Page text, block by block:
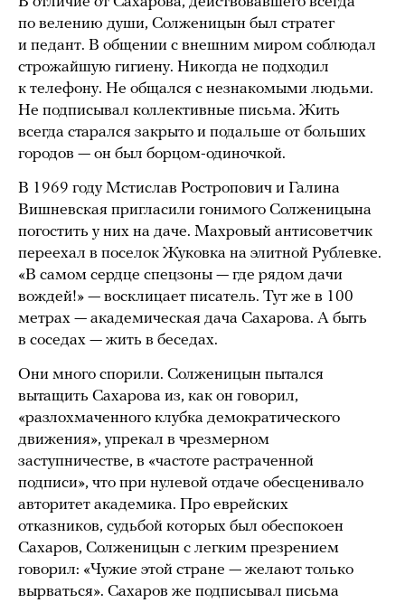
по велению души, Солженицын был стратег
и педант. В общении с внешним миром соблюдал
строжайшую гигиену. Никогда не подходил
к телефону. Не общался с незнакомыми людьми.
Не подписывал коллективные письма. Жить
всегда старался закрыто и подальше от больших
городов — он был борцом-одиночкой.
В 1969 году Мстислав Ростропович и Галина
Вишневская пригласили гонимого Солженицына
погостить у них на даче. Махровый антисоветчик
переехал в поселок Жуковка на элитной Рублевке.
«В самом сердце спецзоны — где рядом дачи
вождей!» — восклицает писатель. Тут же в 100
метрах — академическая дача Сахарова. А быть
в соседах — жить в беседах.
Они много спорили. Солженицын пытался
вытащить Сахарова из, как он говорил,
«разлохмаченного клубка демократического
движения», упрекал в чрезмерном
заступничестве, в «частоте растраченной
подписи», что при нулевой отдаче обесценивало
авторитет академика. Про еврейских
отказников, судьбой которых был обеспокоен
Сахаров, Солженицын с легким презрением
говорил: «Чужие этой стране — желают только
вырваться». Сахаров же подписывал письма